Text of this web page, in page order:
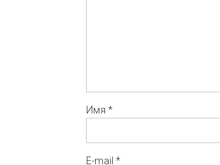
Имя *
E-mail *